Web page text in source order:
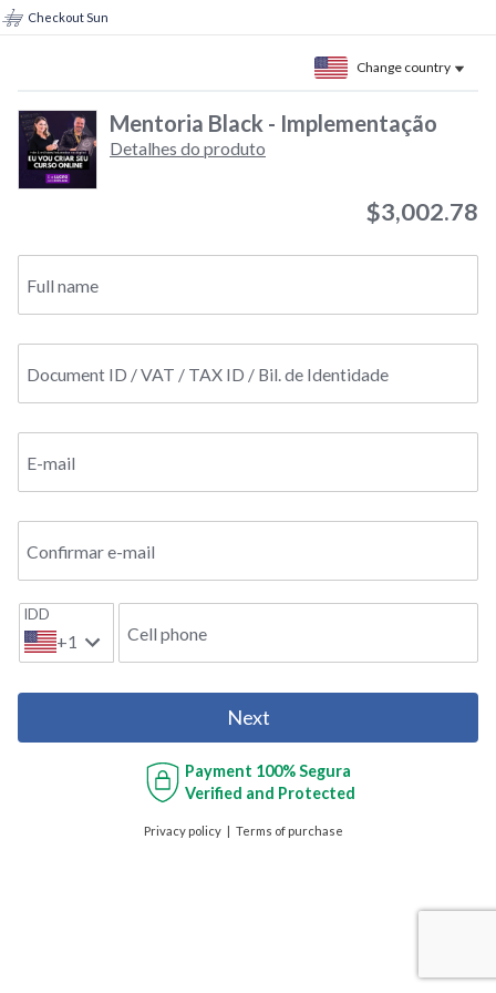
Checkout Sun
Change country
Mentoria Black - Implementação
Detalhes do produto
$3,002.78
Full name
Document ID / VAT / TAX ID / Bil. de Identidade
E-mail
Confirmar e-mail
IDD
+1 Cell phone
Next
Payment 100% Segura
Verified and Protected
Privacy policy Terms of purchase